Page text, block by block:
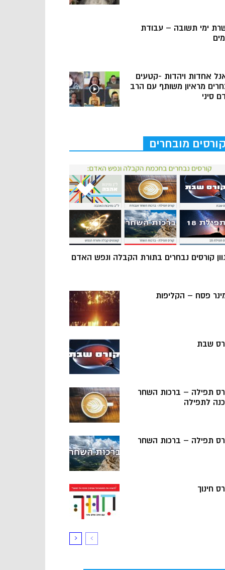
ימי תשובה – עבודת
אחדות ויהדות -קטעים
מראיון משותף עם הרב
סיני
קורסים מובחרים
קורסים נבחרים בתורת הקבלה ונפש האדם
פסח – הקליפות
שבת
תפילה – ברכות השחר
לתפילה
תפילה – ברכות השחר
חינוך